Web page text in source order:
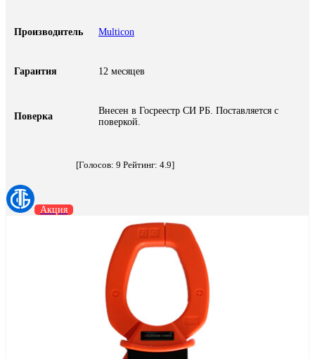
Производитель Multicon
Гарантия 12 месяцев
Поверка
Внесен в Госреестр СИ РБ. Поставляется с
поверкой.
[Голосов: 9 Рейтинг: 4.9]
Акция